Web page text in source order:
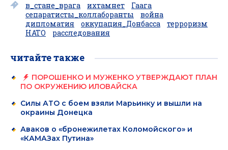
в_стане_врага ихтамнет
Гаага
сепаратисты_коллаборанты
война
дипломатия
оккупация_Донбасса
терроризм
НАТО
расследования
читайте также
ПОРОШЕНКО И МУЖЕНКО УТВЕРЖДАЮТ ПЛАН
ПО ОКРУЖЕНИЮ ИЛОВАЙСКА
Силы АТО с боем взяли Марьинку и вышли на
окраины Донецка
Аваков о «бронежилетах Коломойского» и
«КАМАЗах Путина»